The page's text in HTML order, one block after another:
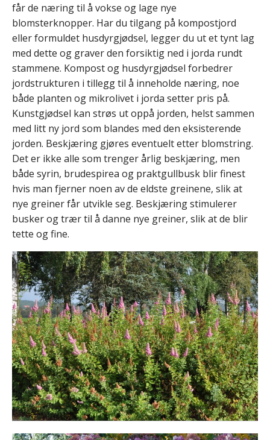
får de næring til å vokse og lage nye
blomsterknopper. Har du tilgang på kompostjord
eller formuldet husdyrgjødsel, legger du ut et tynt lag
med dette og graver den forsiktig ned i jorda rundt
stammene. Kompost og husdyrgjødsel forbedrer
jordstrukturen i tillegg til å inneholde næring, noe
både planten og mikrolivet i jorda setter pris på.
Kunstgjødsel kan strøs ut oppå jorden, helst sammen
med litt ny jord som blandes med den eksisterende
jorden. Beskjæring gjøres eventuelt etter blomstring.
Det er ikke alle som trenger årlig beskjæring, men
både syrin, brudespirea og praktgullbusk blir finest
hvis man fjerner noen av de eldste greinene, slik at
nye greiner får utvikle seg. Beskjæring stimulerer
busker og trær til å danne nye greiner, slik at de blir
tette og fine.